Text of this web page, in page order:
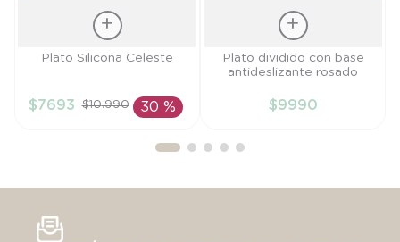
Talla
AÑADIR AL
Plato Silicona Celeste
$7693 $10.990 30 %
TallaPlato dividido con base
antideslizante rosado
$9990